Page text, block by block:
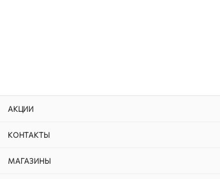
АКЦИИ
КОНТАКТЫ
МАГАЗИНЫ